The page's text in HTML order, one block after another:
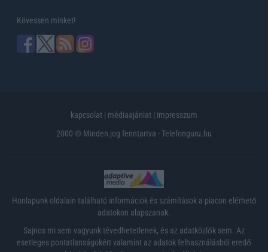
Kövessen minket!
kapcsolat | médiaajánlat | impresszum
2000 © Minden jog fenntartva - Telefonguru.hu
Honlapunk oldalain található információk és számítások a piacon elérhető
adatokon alapszanak.
Sajnos mi sem vagyunk tévedhetetlenek, és az adatközlők sem. Az
esetleges pontatlanságokért valamint az adatok felhasználásból eredő